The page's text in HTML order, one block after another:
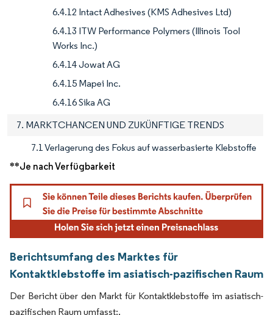
6.4.12 Intact Adhesives (KMS Adhesives Ltd)
6.4.13 ITW Performance Polymers (Illinois Tool
Works Inc.)
6.4.14 Jowat AG
6.4.15 Mapei Inc.
6.4.16 Sika AG
7. MARKTCHANCEN UND ZUKÜNFTIGE TRENDS
7.1 Verlagerung des Fokus auf wasserbasierte Klebstoffe
**Je nach Verfügbarkeit
Berichtsumfang des Marktes für
Kontaktklebstoffe im asiatisch-pazifischen Raum
Der Bericht über den Markt für Kontaktklebstoffe im asiatisch-
pazifischen Raum umfasst:.